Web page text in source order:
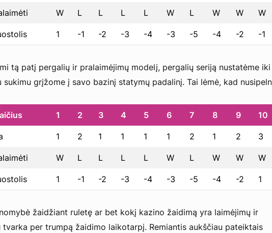
W L L L L W L W W W
1 -1 -2 -3 -4 -3 -5 -4 -2 -1
tą patį pergalių ir pralaimėjimų modelį, pergalių seriją nustatėme
sukimu grįžome į savo bazinį statymų padalinį. Tai lėmė, kad
1 2 3 4 5 6 7 8 9 10
1 2 1 1 1 1 2 1 2 3
W L L L L W L W W W
1 -1 -2 -3 -4 -3 -5 -4 -2 1
žaidžiant ruletę ar bet kokį kazino žaidimą yra laimėjimų ir
tvarka per trumpą žaidimo laikotarpį. Remiantis aukščiau pateiktais